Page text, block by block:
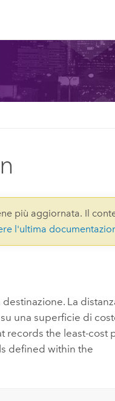
più aggiornata. Il
l'ultima
La
una superficie di
records the least-cost
defined within the